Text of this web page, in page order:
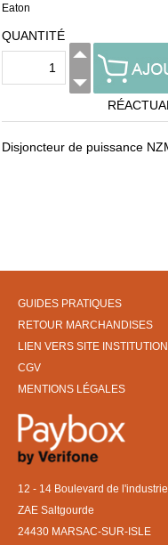
Eaton
QUANTITÉ
Disjoncteur de puissance
GUIDES PRATIQUES
RETOUR MARCHANDISES
LIEN VERS SITE
CGV
MENTIONS LÉGALES
12 - 14 Boulevard de l'industrie
ZAE Saltgourde
24430 MARSAC-SUR-ISLE